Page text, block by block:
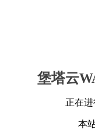
堡塔云
正在
本